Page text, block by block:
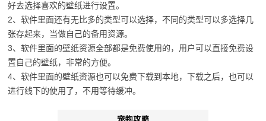
好去选择喜欢的壁纸进行设置。
2、软件里面还有无比多的类型可以选择，不同的类型可以多选择几
张存起来，当做自己的备用资源。
3、软件里面的壁纸资源全部都是免费使用的，用户可以直接免费设
置自己的壁纸，非常的方便。
4、软件里面的壁纸资源也可以免费下载到本地，下载之后，也可以
进行线下的使用了，不用等待缓冲。